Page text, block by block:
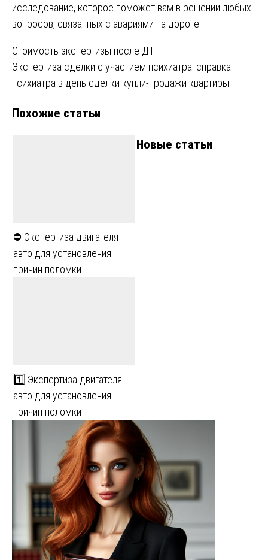
исследование, которое поможет вам в решении любых
вопросов, связанных с авариями на дороге.
Навигация
по
Стоимость экспертизы после ДТП
Экспертиза сделки с участием психиатра: справка
психиатра в день сделки купли-продажи квартиры
Похожие статьи
⛔ Экспертиза двигателя
авто для установления
причин поломки
1️⃣ Экспертиза двигателя
авто для установления
причин поломки
Новые статьи